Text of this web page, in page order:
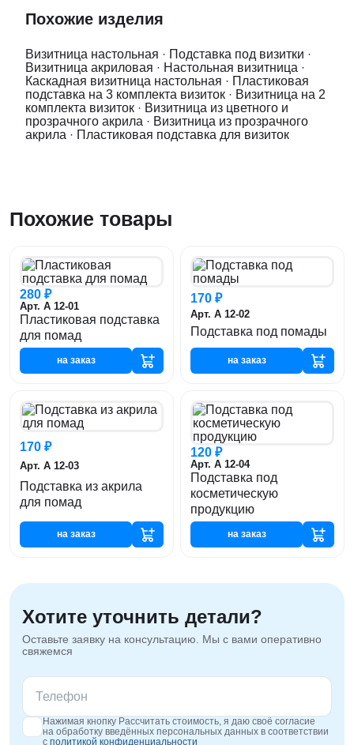
Похожие изделия
Визитница настольная · Подставка под визитки ·
Визитница акриловая · Настольная визитница ·
Каскадная визитница настольная · Пластиковая
подставка на 3 комплекта визиток · Визитница на 2
комплекта визиток · Визитница из цветного и
прозрачного акрила · Визитница из прозрачного
акрила · Пластиковая подставка для визиток
Похожие товары
280 ₽
Арт. А 12-01
Пластиковая подставка
для помад
на заказ
170 ₽
Арт. А 12-02
Подставка под помады
на заказ
170 ₽
Арт. А 12-03
Подставка из акрила
для помад
на заказ
120 ₽
Арт. А 12-04
Подставка под
косметическую
продукцию
на заказ
Хотите уточнить детали?
Оставьте заявку на консультацию. Мы с вами оперативно
свяжемся
Нажимая кнопку Рассчитать стоимость, я даю своё согласие
на обработку введённых персональных данных в соответствии
с политикой конфиденциальности